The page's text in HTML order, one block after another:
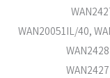
WAN20051IL/40,